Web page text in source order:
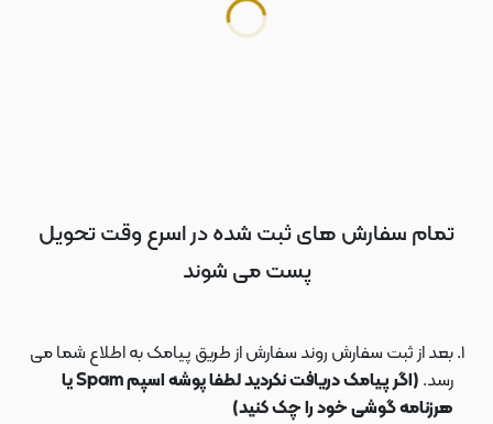
تمام سفارش های ثبت شده در اسرع وقت تحویل
پست می شوند
بعد از ثبت سفارش روند سفارش از طریق پیامک به اطلاع شما می
رسد.
(اگر پیامک دریافت نکردید لطفا پوشه اسپم Spam یا
هرزنامه گوشی خود را چک کنید)